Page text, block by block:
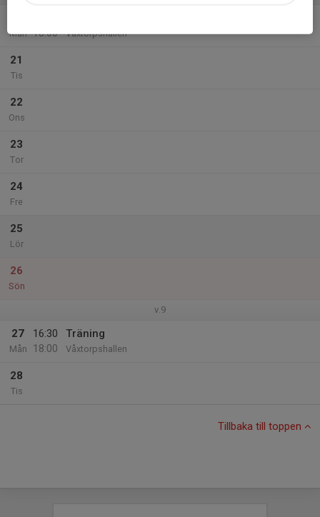
Mån 18:00
Våxtorpshallen
21
Tis
22
Ons
23
Tor
24
Fre
25
Lör
26
Sön
v.9
27
Mån
16:30
18:00
Träning
Våxtorpshallen
28
Tis
Tillbaka till toppen